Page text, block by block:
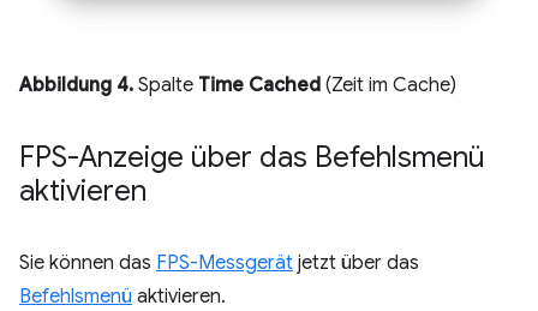
Abbildung 4. Spalte Time Cached (Zeit im Cache)
FPS-Anzeige über das Befehlsmenü
aktivieren
Sie können das FPS-Messgerät jetzt über das
Befehlsmenü aktivieren.